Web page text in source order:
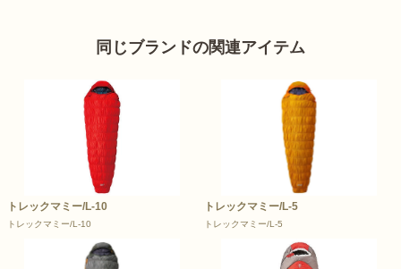
同じブランドの関連アイテム
トレックマミー/L-10
トレックマミー/L-10
トレックマミー/L-5
トレックマミー/L-5